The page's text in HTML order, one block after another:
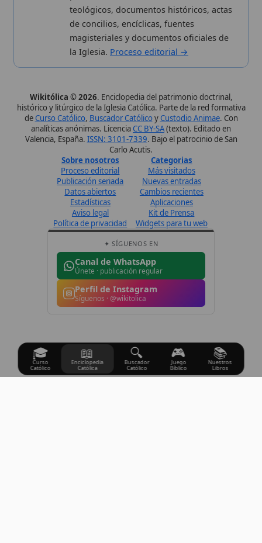
Datos abiertos
Estadísticas
Aviso legal
Política de privacidad
Cambios recientes
Aplicaciones
Kit de Prensa
Widgets para tu web
✦ SÍGUENOS EN
Perfil de Instagram
Síguenos · @wikitolica